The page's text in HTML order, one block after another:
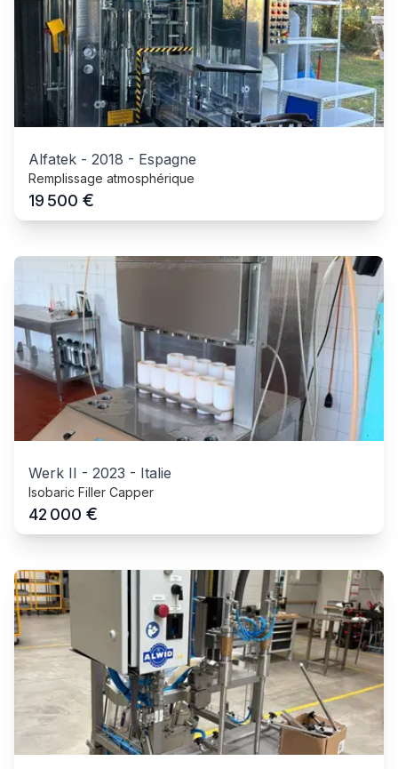
Alfatek - 2018 - Espagne
Remplissage atmosphérique
19 500 €
Werk II - 2023 - Italie
Isobaric Filler Capper
42 000 €